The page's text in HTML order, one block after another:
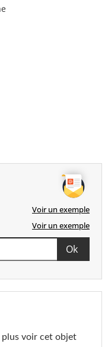
Voir un exemple
Voir un exemple
plus voir cet objet